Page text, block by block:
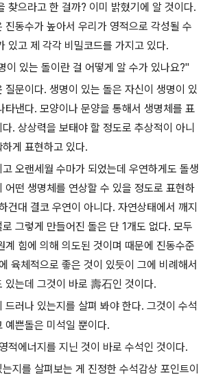
찾으라고 한 걸까? 이미 밝혔기에 알 것이다.
진동수가 높아서 우리가 영적으로 각성될 수
있고 제 각각 비밀코드를 가지고 있다.
이 있는 돌이란 걸 어떻게 알 수가 있나요?"
질문이다. 생명이 있는 돌은 자신이 생명이 있
타낸다. 모양이나 문양을 통해서 생명체를 표
. 상상력을 보태야 할 정도로 추상적이 아니
게 표현하고 있다.
오랜세월 수마가 되었는데 우연하게도 돌생
어떤 생명체를 연상할 수 있을 정도로 표현하
건대 결코 우연이 아니다. 자연상태에서 깨지
그렇게 만들어진 돌은 단 1개도 없다. 모두
계 힘에 의해 의도된 것이며 때문에 진동수준
육체적으로 좋은 것이 있듯이 그에 비례해서
있는데 그것이 바로 壽石인 것이다.
드러나 있는지를 살펴 봐야 한다. 그것이 수석
예쁜돌은 미석일 뿐이다.
적에너지를 지닌 것이 바로 수석인 것이다.
지를 살펴보는 게 진정한 수석감상 포인트이